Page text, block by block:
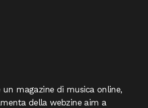
un magazine di musica online,
della webzine aim a